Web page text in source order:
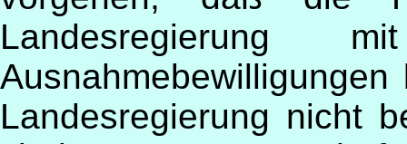
Landesregierung nicht